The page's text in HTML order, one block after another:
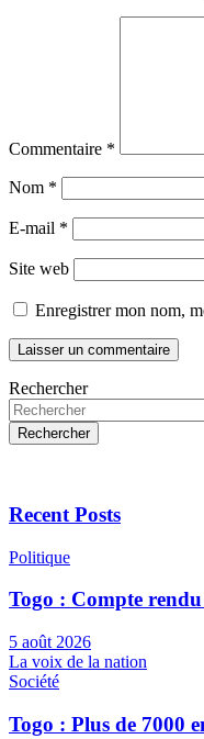
Commentaire *
Nom *
E-mail *
Site web
Enregistrer mon nom,
Rechercher
Rechercher
Recent Posts
Politique
Togo : Compte
5 août 2026
La voix de la nation
Société
Togo : Plus de 7000